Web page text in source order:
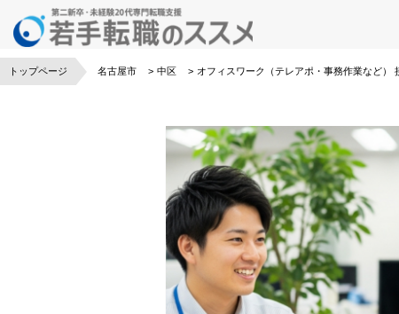
トップページ 名古屋市 中区 オフィスワーク（テレアポ・事務作業など）